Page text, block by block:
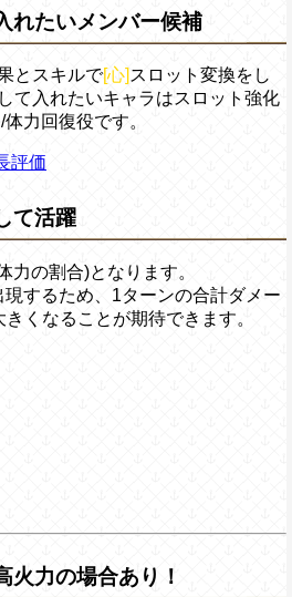
れたいメンバー候補
とスキルで[心] スロット変換をし
て入れたいキャラはスロット強化
力回復役です。
評価
て活躍
力の割合)となります。
するため、1ターンの合計ダメー
くなることが期待できます。
火力の場合あり！